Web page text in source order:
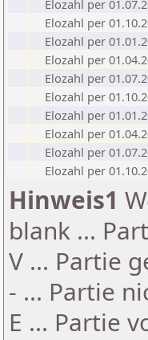
Elozahl per
Elozahl per
Elozahl per
Elozahl per
Elozahl per
Elozahl per
Elozahl per
Elozahl per
Elozahl per
Elozahl per
Hinweis1
blank ...
V ... Partie
- ... Partie
E ... Partie